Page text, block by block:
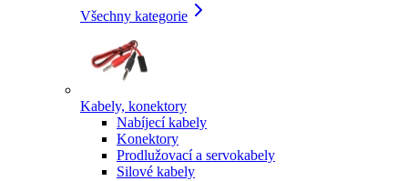
Všechny kategorie
Kabely, konektory
Nabíjecí kabely
Konektory
Prodlužovací a servokabely
Silové kabely